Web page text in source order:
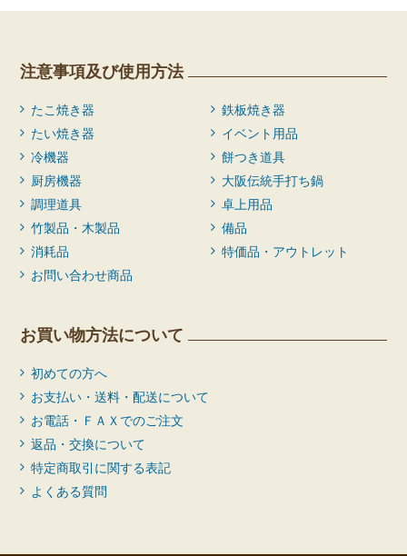
注意事項及び使用方法
たこ焼き器
鉄板焼き器
たい焼き器
イベント用品
冷機器
餅つき道具
厨房機器
大阪伝統手打ち鍋
調理道具
卓上用品
竹製品・木製品
備品
消耗品
特価品・アウトレット
お問い合わせ商品
お買い物方法について
初めての方へ
お支払い・送料・配送について
お電話・ＦＡＸでのご注文
返品・交換について
特定商取引に関する表記
よくある質問